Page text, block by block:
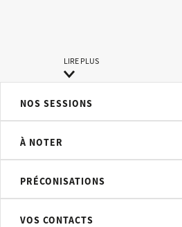
Méthodes
Compétences visées
surveillance des
Quiz/QCM
LIRE PLUS
NOS SESSIONS
À NOTER
PRÉCONISATIONS
VOS CONTACTS